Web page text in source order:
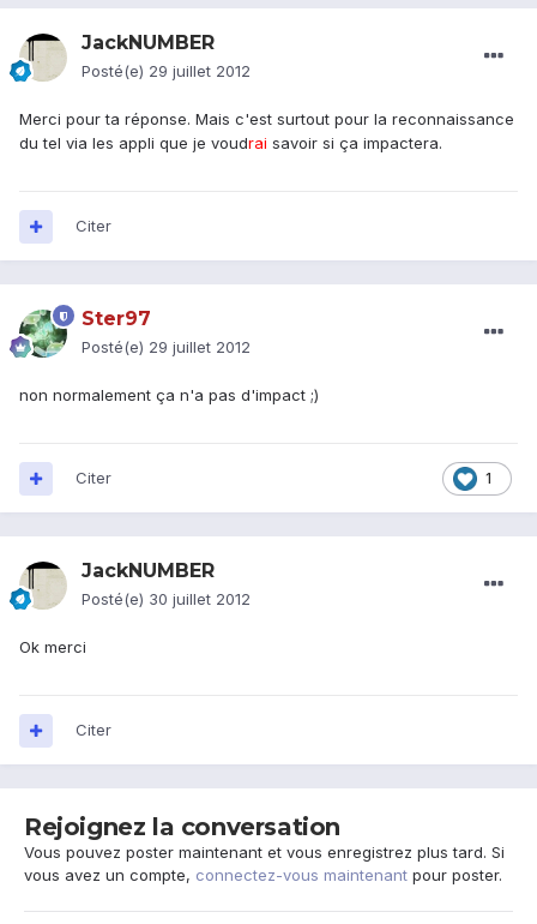
JackNUMBER
Posté(e) 29 juillet 2012
Merci pour ta réponse. Mais c'est surtout pour la reconnaissance
du tel via les appli que je voudrai savoir si ça impactera.
Citer
Ster97
Posté(e) 29 juillet 2012
non normalement ça n'a pas d'impact ;)
1
Citer
JackNUMBER
Posté(e) 30 juillet 2012
Ok merci
Citer
Rejoignez la conversation
Vous pouvez poster maintenant et vous enregistrez plus tard. Si
vous avez un compte, connectez-vous maintenant pour poster.